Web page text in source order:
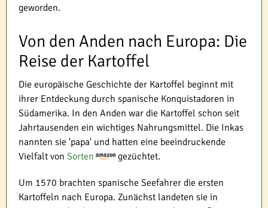
geworden.
Von den Anden nach Europa: Die
Reise der Kartoffel
Die europäische Geschichte der Kartoffel beginnt mit
ihrer Entdeckung durch spanische Konquistadoren in
Südamerika. In den Anden war die Kartoffel schon seit
Jahrtausenden ein wichtiges Nahrungsmittel. Die Inkas
nannten sie 'papa' und hatten eine beeindruckende
Vielfalt von Sorten gezüchtet.
Um 1570 brachten spanische Seefahrer die ersten
Kartoffeln nach Europa. Zunächst landeten sie in